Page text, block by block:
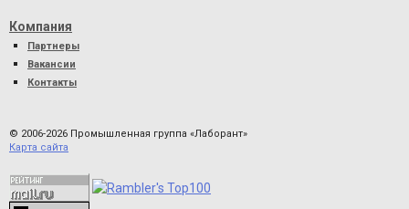
Компания
Партнеры
Вакансии
Контакты
© 2006-2026 Промышленная группа «Лаборант»
Карта сайта